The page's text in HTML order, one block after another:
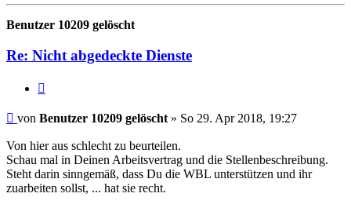
Benutzer 10209 gelöscht
Re: Nicht abgedeckte Dienste
Beitrag
von Benutzer 10209 gelöscht » So 29. Apr 2018, 19:27
Von hier aus schlecht zu beurteilen.
Schau mal in Deinen Arbeitsvertrag und die Stellenbeschreibung.
Steht darin sinngemäß, dass Du die WBL unterstützen und ihr
zuarbeiten sollst, ... hat sie recht.